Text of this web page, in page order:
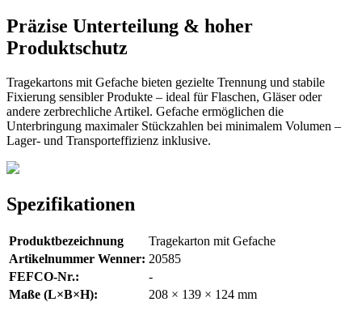
Präzise Unterteilung & hoher
Produktschutz
Tragekartons mit Gefache bieten gezielte Trennung und stabile
Fixierung sensibler Produkte – ideal für Flaschen, Gläser oder
andere zerbrechliche Artikel. Gefache ermöglichen die
Unterbringung maximaler Stückzahlen bei minimalem Volumen –
Lager- und Transporteffizienz inklusive.
Spezifikationen
Produktbezeichnung
Tragekarton mit Gefache
Artikelnummer Wenner: 20585
FEFCO-Nr.:
-
Maße (L×B×H):
208 × 139 × 124 mm